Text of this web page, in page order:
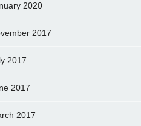
2020
2017
2017
2017
2017